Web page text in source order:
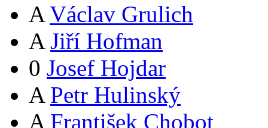
A Václav Grulich
A Jiří Hofman
0 Josef Hojdar
A Petr Hulinský
A František Chobot